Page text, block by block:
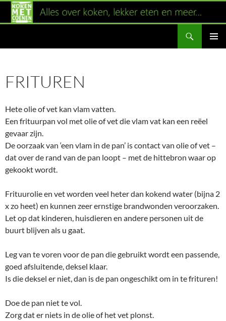
naar
FRITUREN
Hete olie of vet kan vlam vatten.
Een frituurpan vol met olie of vet die vlam vat kan een reëel
gevaar zijn.
De oorzaak van ‘een vlam in de pan’ is contact van olie of vet –
dat over de rand van de pan loopt – met de hittebron waar op
gekookt wordt.
Frituurolie en vet worden veel heter dan kokend water (bijna 2
x zo heet) en kunnen zeer ernstige brandwonden veroorzaken.
Let op dat kinderen, huisdieren en andere personen uit de
buurt blijven als u gaat.
Leg van te voren voor de pan die gebruikt wordt een passende,
goed afsluitende, deksel klaar.
Is die deksel er niet, dan is de pan ongeschikt om in te frituren!
Doe de pan niet te vol.
Zorg dat er niets in de olie of het vet plonst.